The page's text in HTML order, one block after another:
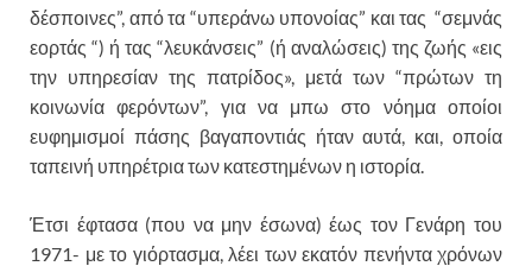
δέσποινες”, από τα “υπεράνω υπονοίας” και τας “σεμνάς
εορτάς “) ή τας “λευκάνσεις” (ή αναλώσεις) της ζωής «εις
την υπηρεσίαν της πατρίδος», μετά των “πρώτων τη
κοινωνία φερόντων”, για να μπω στο νόημα οποίοι
ευφημισμοί πάσης βαγαποντιάς ήταν αυτά, και, οποία
ταπεινή υπηρέτρια των κατεστημένων η ιστορία.
Έτσι έφτασα (που να μην έσωνα) έως τον Γενάρη του
1971- με το γιόρτασμα, λέει των εκατόν πενήντα χρόνων